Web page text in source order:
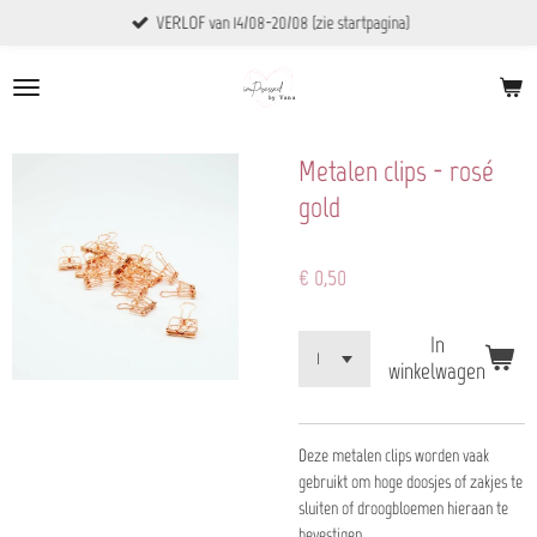
naar
de
VERLOF van 14/08-20/08 (zie startpagina)
Metalen clips - rosé
gold
€ 0,50
In
winkelwagen
Deze metalen clips worden vaak
gebruikt om hoge doosjes of zakjes te
sluiten of droogbloemen hieraan te